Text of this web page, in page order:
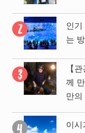
인기
는
【
께
만의
이시